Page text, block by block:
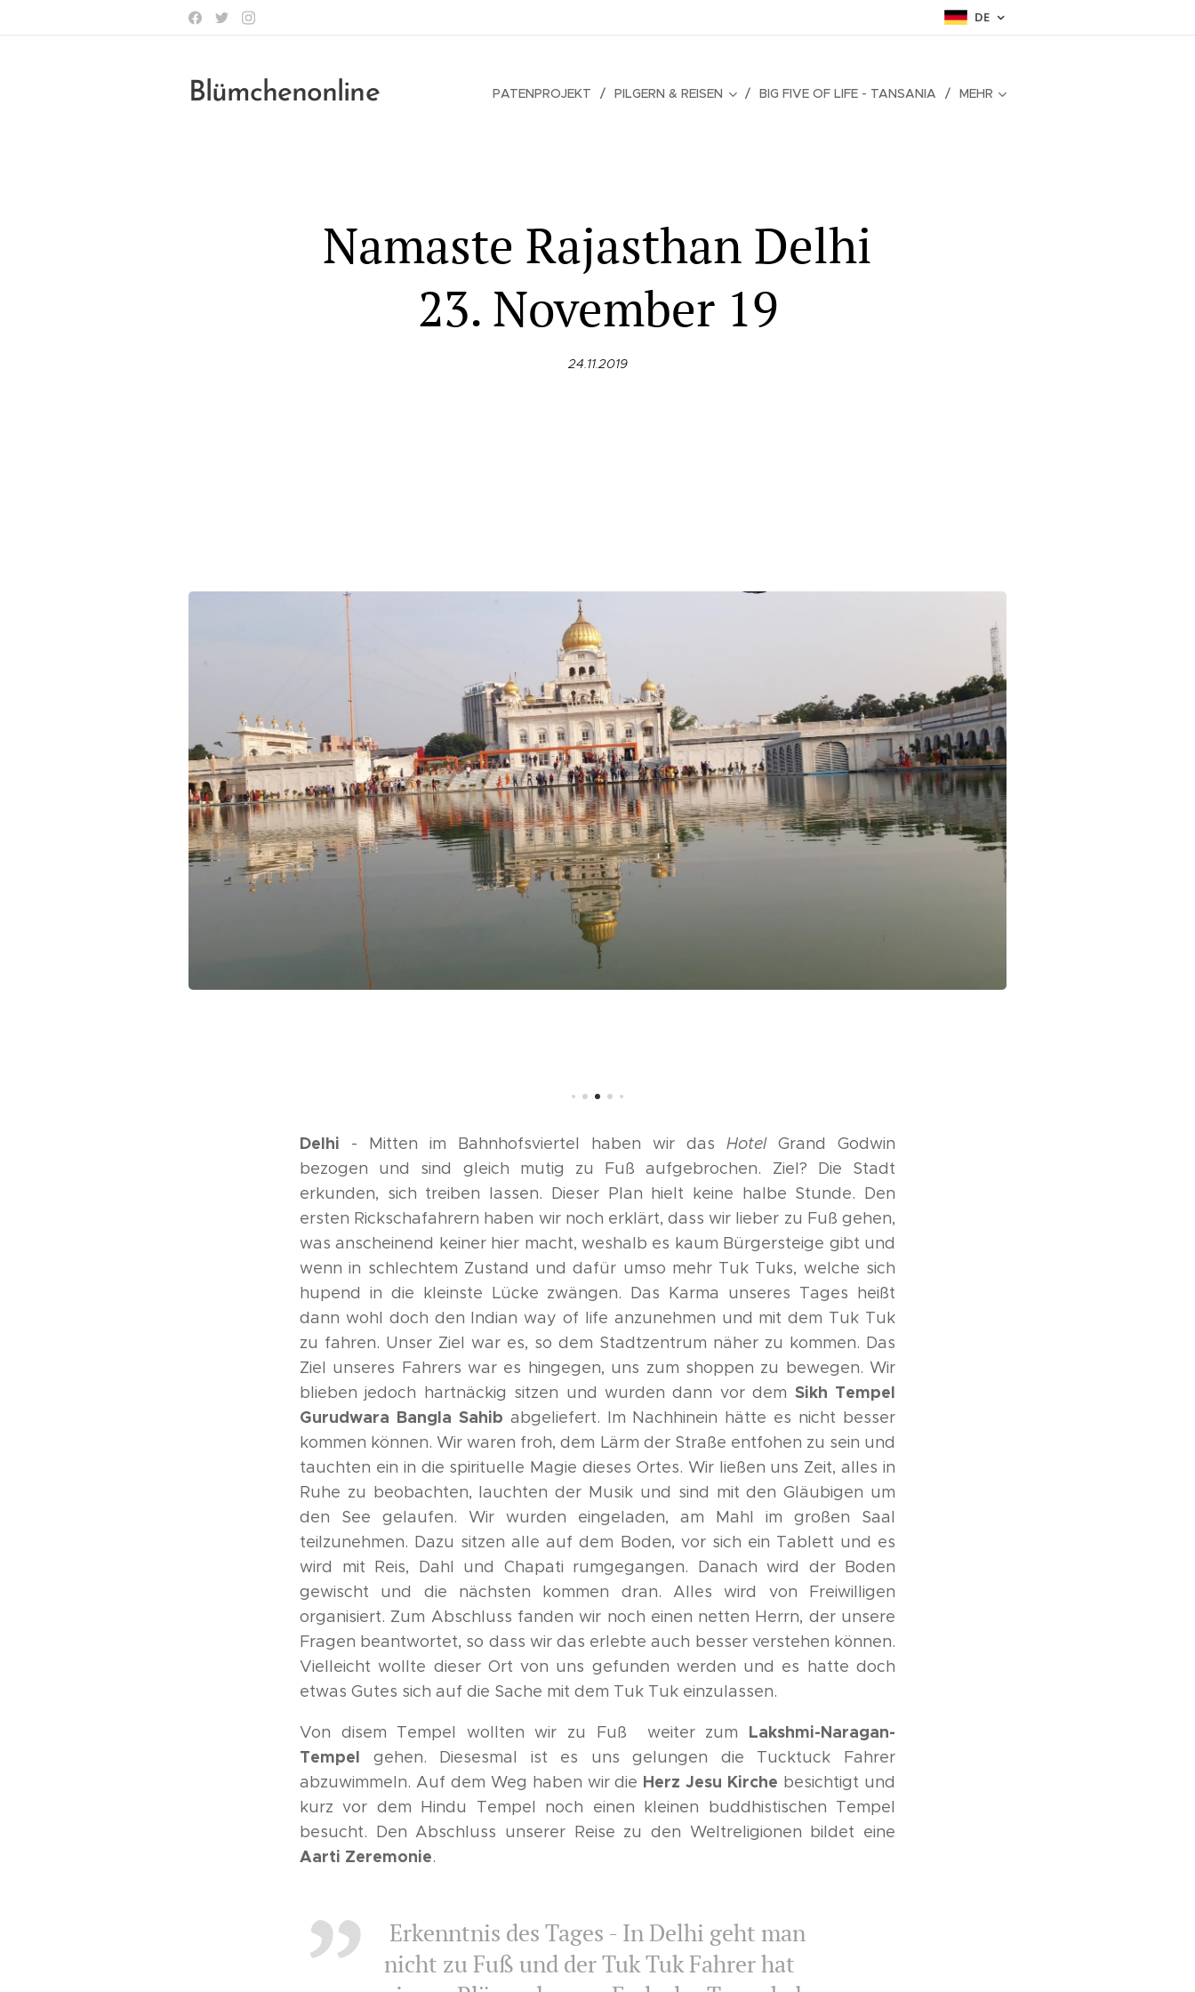
DE
Blümchenonline PATENPROJEKT PILGERN & REISEN BIG FIVE OF LIFE - TANSANIA MEHR
Namaste Rajasthan Delhi
23. November 19
24.11.2019
Delhi - Mitten im Bahnhofsviertel haben wir das HotelGrand Godwin
bezogen und sind gleich mutig zu Fuß aufgebrochen. Ziel? Die Stadt
erkunden, sich treiben lassen. Dieser Plan hielt keine halbe Stunde. Den
ersten Rickschafahrern haben wir noch erklärt, dass wir lieber zu Fuß gehen,
was anscheinend keiner hier macht, weshalb es kaum Bürgersteige gibt und
wenn in schlechtem Zustand und dafür umso mehr Tuk Tuks, welche sich
hupend in die kleinste Lücke zwängen. Das Karma unseres Tages heißt
dann wohl doch den Indian way of life anzunehmen und mit dem Tuk Tuk
zu fahren. Unser Ziel war es, so dem Stadtzentrum näher zu kommen. Das
Ziel unseres Fahrers war es hingegen, uns zum shoppen zu bewegen. Wir
blieben jedoch hartnäckig sitzen und wurden dann vor dem Sikh Tempel
Gurudwara Bangla Sahib abgeliefert. Im Nachhinein hätte es nicht besser
kommen können. Wir waren froh, dem Lärm der Straße entfohen zu sein und
tauchten ein in die spirituelle Magie dieses Ortes. Wir ließen uns Zeit, alles in
Ruhe zu beobachten, lauchten der Musik und sind mit den Gläubigen um
den See gelaufen. Wir wurden eingeladen, am Mahl im großen Saal
teilzunehmen. Dazu sitzen alle auf dem Boden, vor sich ein Tablett und es
wird mit Reis, Dahl und Chapati rumgegangen. Danach wird der Boden
gewischt und die nächsten kommen dran. Alles wird von Freiwilligen
organisiert. Zum Abschluss fanden wir noch einen netten Herrn, der unsere
Fragen beantwortet, so dass wir das erlebte auch besser verstehen können.
Vielleicht wollte dieser Ort von uns gefunden werden und es hatte doch
etwas Gutes sich auf die Sache mit dem Tuk Tuk einzulassen.
Von disem Tempel wollten wir zu Fuß weiter zum Lakshmi-Naragan-
Tempel gehen. Diesesmal ist es uns gelungen die Tucktuck Fahrer
abzuwimmeln. Auf dem Weg haben wir die Herz Jesu Kirche besichtigt und
kurz vor dem Hindu Tempel noch einen kleinen buddhistischen Tempel
besucht. Den Abschluss unserer Reise zu den Weltreligionen bildet eine
Aarti Zeremonie.
Erkenntnis des Tages - In Delhi geht man
nicht zu Fuß und der Tuk Tuk Fahrer hat